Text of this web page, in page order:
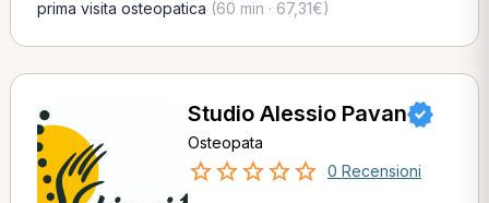
prima visita osteopatica (60 min · 67,31€)
Studio Alessio Pavan
Osteopata
0 Recensioni